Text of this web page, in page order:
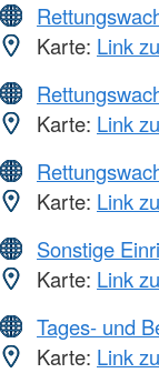
Karte: Link
Karte: Link
Karte: Link
Sonstige
Karte: Link
Tages- und
Karte: Link